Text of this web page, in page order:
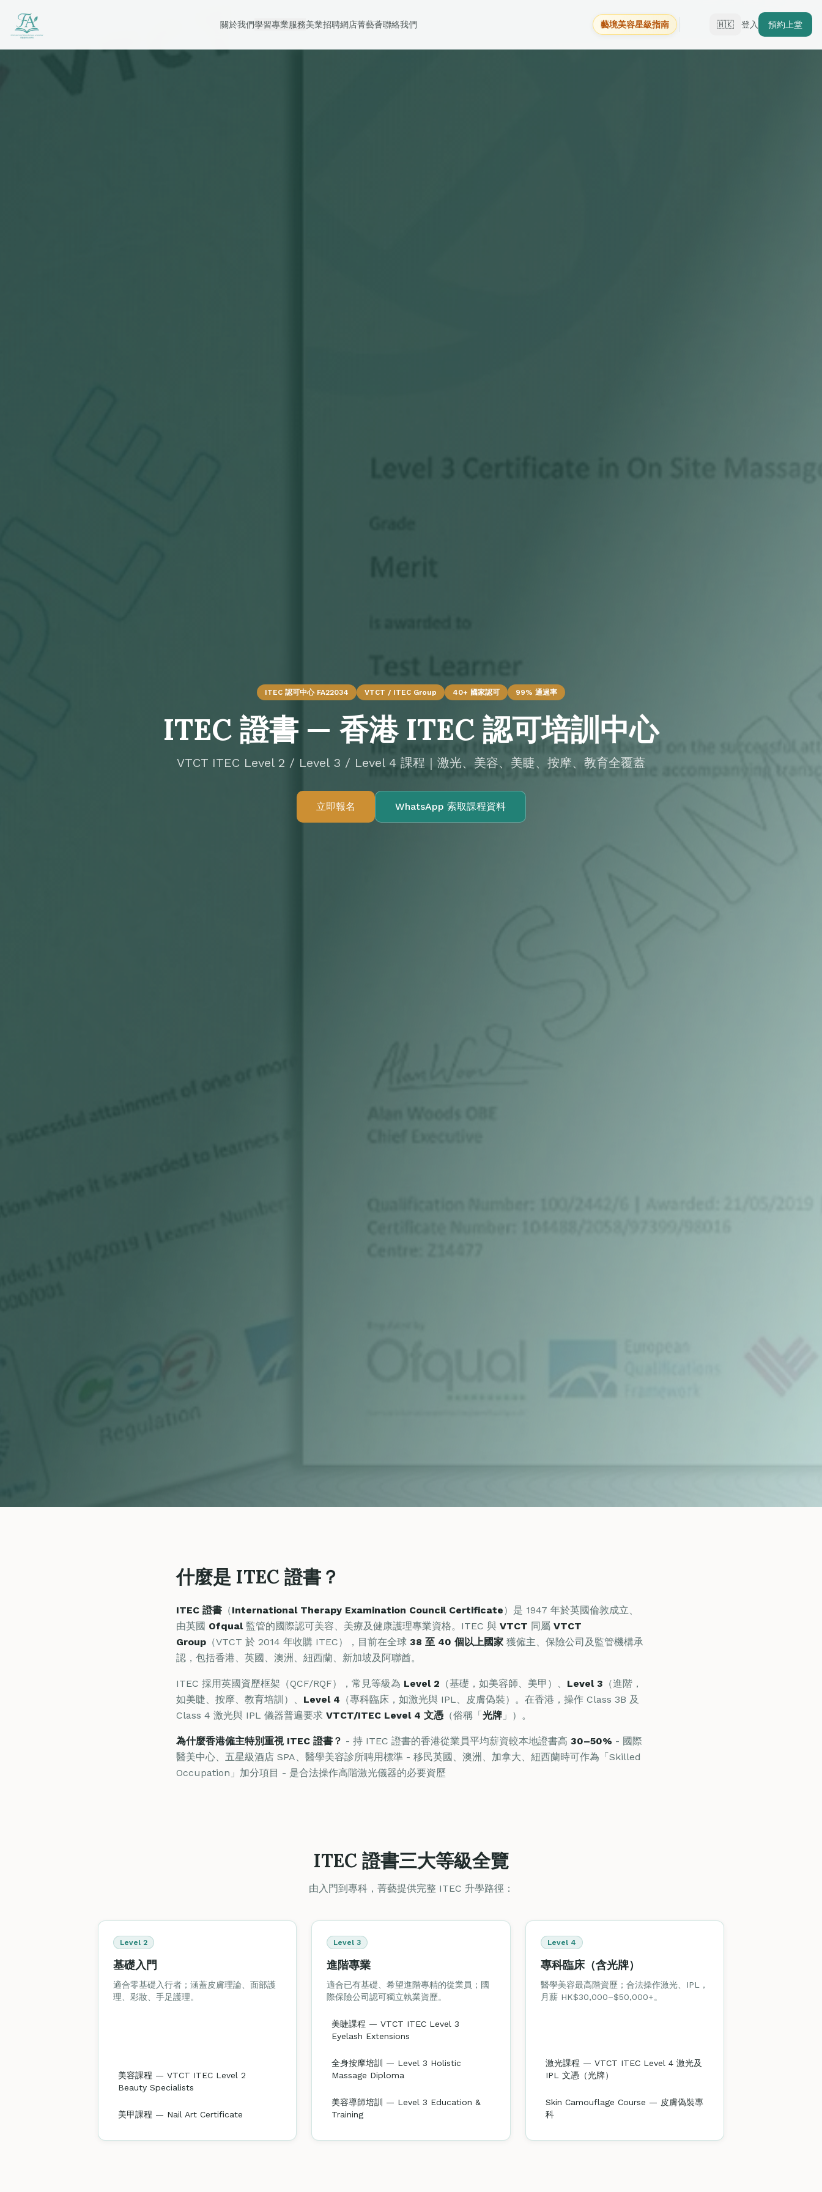
關於我們學習專業服務美業招聘網店菁藝薈聯絡我們 藝境美容星級指南 🇭🇰 登入 預約上堂
ITEC 認可中心 FA22034 VTCT / ITEC Group 40+ 國家認可 99% 通過率
ITEC 證書 — 香港 ITEC 認可培訓中心
VTCT ITEC Level 2 / Level 3 / Level 4 課程｜激光、美容、美睫、按摩、教育全覆蓋
立即報名 WhatsApp 索取課程資料
什麼是 ITEC 證書？
ITEC 證書 （International Therapy Examination Council Certificate）是 1947 年於英國倫敦成立、
由英國 Ofqual監管的國際認可美容、美療及健康護理專業資格。ITEC 與 VTCT 同屬 VTCT
Group （VTCT 於 2014 年收購 ITEC），目前在全球 38 至 40 個以上國家 獲僱主、保險公司及監管機構承
認，包括香港、英國、澳洲、紐西蘭、新加坡及阿聯酋。
ITEC 採用英國資歷框架（QCF/RQF），常見等級為 Level 2 （基礎，如美容師、美甲）、 Level 3 （進階，
如美睫、按摩、教育培訓）、 Level 4 （專科臨床，如激光與 IPL、皮膚偽裝）。在香港，操作 Class 3B 及
Class 4 激光與 IPL 儀器普遍要求 VTCT/ITEC Level 4 文憑 （俗稱「光牌 」）。
為什麼香港僱主特別重視 ITEC 證書？ - 持 ITEC 證書的香港從業員平均薪資較本地證書高 30–50% - 國際
醫美中心、五星級酒店 SPA、醫學美容診所聘用標準 - 移民英國、澳洲、加拿大、紐西蘭時可作為「Skilled
Occupation」加分項目 - 是合法操作高階激光儀器的必要資歷
ITEC 證書三大等級全覽
由入門到專科，菁藝提供完整 ITEC 升學路徑：
Level 2
基礎入門
適合零基礎入行者；涵蓋皮膚理論、面部護
理、彩妝、手足護理。
美容課程 — VTCT ITEC Level 2
Beauty Specialists
美甲課程 — Nail Art Certificate
Level 3
進階專業
適合已有基礎、希望進階專精的從業員；國
際保險公司認可獨立執業資歷。
美睫課程 — VTCT ITEC Level 3
Eyelash Extensions
全身按摩培訓 — Level 3 Holistic
Massage Diploma
美容導師培訓 — Level 3 Education &
Training
Level 4
專科臨床（含光牌）
醫學美容最高階資歷；合法操作激光、IPL，
月薪 HK$30,000–$50,000+。
激光課程 — VTCT ITEC Level 4 激光及
IPL 文憑（光牌）
Skin Camouflage Course — 皮膚偽裝專
科